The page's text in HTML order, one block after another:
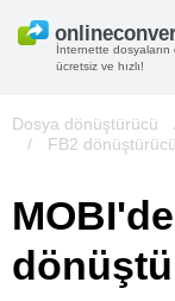
İnternette dosyaların
ücretsiz ve hızlı!
Dosya dönüştürücü
/
FB2 dönüştürücü